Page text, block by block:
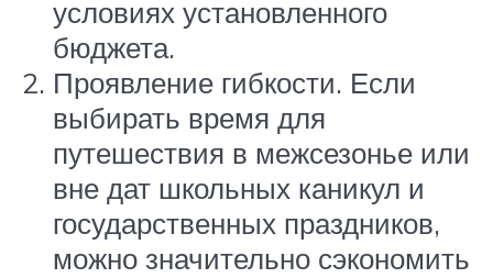
условиях установленного
бюджета.
Проявление гибкости. Если
выбирать время для
путешествия в межсезонье или
вне дат школьных каникул и
государственных праздников,
можно значительно сэкономить